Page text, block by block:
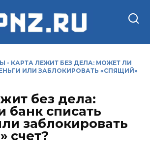
- КАРТА ЛЕЖИТ БЕЗ ДЕЛА: МОЖЕТ ЛИ
ИЛИ ЗАБЛОКИРОВАТЬ «СПЯЩИЙ»
без дела:
банк списать
заблокировать
счет?